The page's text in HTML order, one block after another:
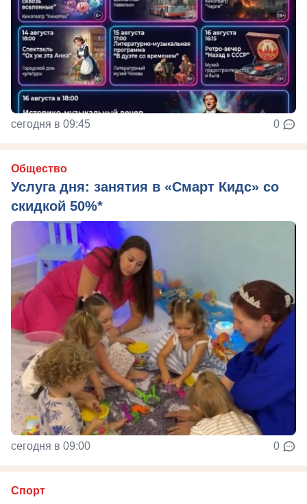
сегодня в 09:45 0
Общество
Услуга дня: занятия в «Смарт Кидс» со
скидкой 50%*
сегодня в 09:00 0
Спорт